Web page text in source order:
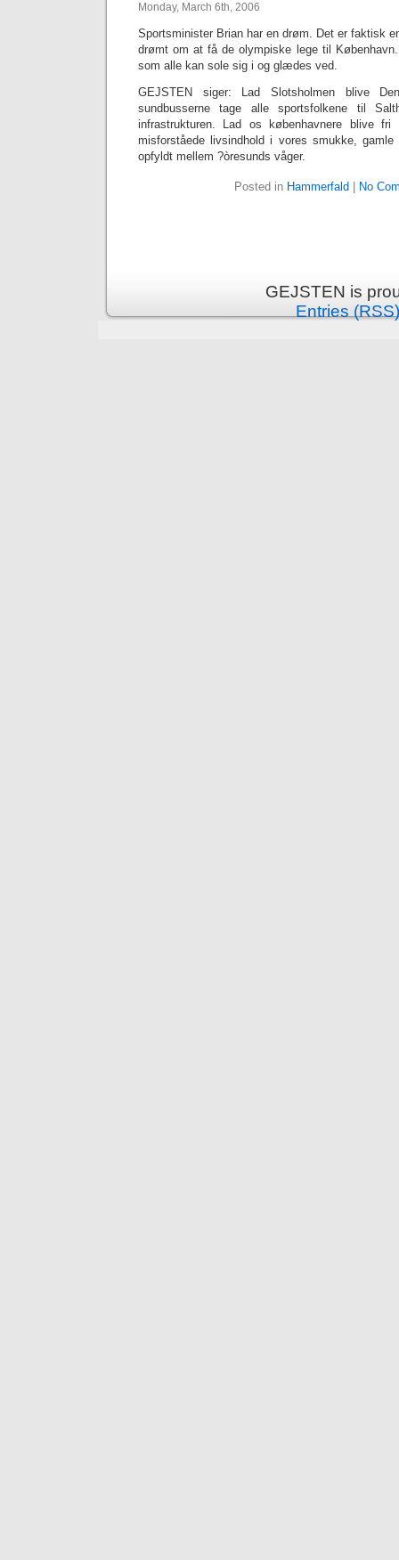
Monday, March 6th, 2006
Sportsminister Brian har en drøm. Det er faktisk
drømt om at få de olympiske lege til
som alle kan sole sig i og glædes ved.
GEJSTEN siger: Lad Slotsholmen blive
sundbusserne tage alle sportsfolkene til
infrastrukturen. Lad os københavnere blive
misforståede livsindhold i vores smukke,
opfyldt mellem ?òresunds våger.
Posted in Hammerfald No
GEJSTEN is
Entries (RSS)